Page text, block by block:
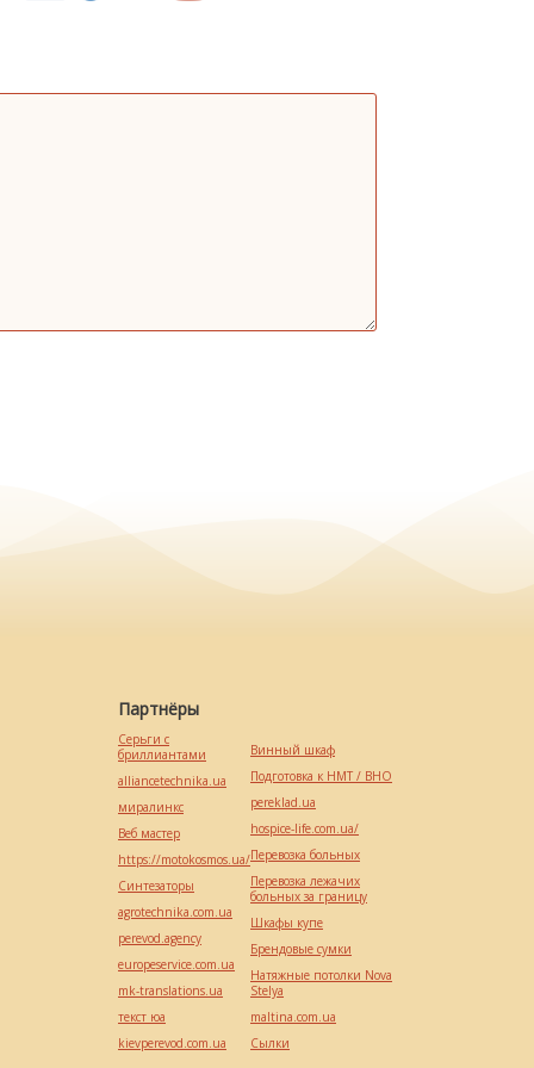
Партнёры
Серьги с
бриллиантами
alliancetechnika.ua
миралинкс
Веб мастер
https://motokosmos.ua/
Синтезаторы
agrotechnika.com.ua
perevod.agency
europeservice.com.ua
mk-translations.ua
текст юа
kievperevod.com.ua
Винный шкаф
Подготовка к НМТ / ВНО
pereklad.ua
hospice-life.com.ua/
Перевозка больных
Перевозка лежачих
больных за границу
Шкафы купе
Брендовые сумки
Натяжные потолки Nova
Stelya
maltina.com.ua
Cылки